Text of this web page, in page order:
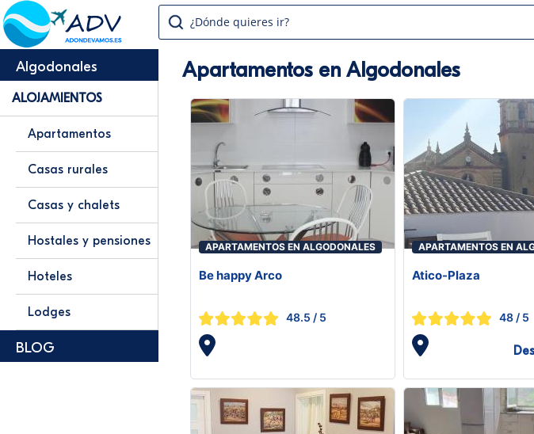
¿Dónde quieres ir?
Algodonales
ALOJAMIENTOS
Apartamentos
Casas rurales
Casas y chalets
Hostales y pensiones
Hoteles
Lodges
BLOG
Apartamentos en Algodonales
APARTAMENTOS EN ALGODONALES
Be happy Arco
48.5 / 5
APARTAMENTOS EN
Atico-Plaza
48/ 5